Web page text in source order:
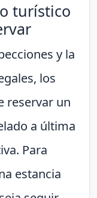
turístico
y la
los
reservar un
a última
Para
estancia